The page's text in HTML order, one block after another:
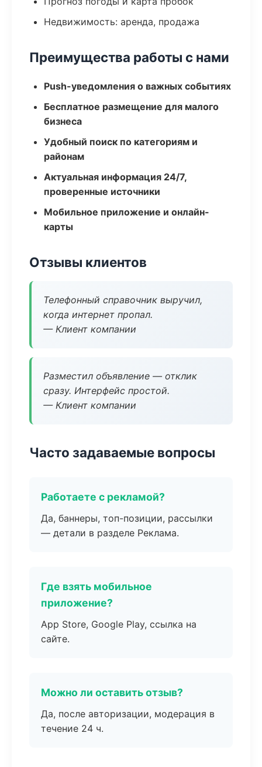
Недвижимость: аренда, продажа
Преимущества работы с нами
Push-уведомления о важных событиях
Бесплатное размещение для малого
бизнеса
Удобный поиск по категориям и
районам
Актуальная информация 24/7,
проверенные источники
Мобильное приложение и онлайн-
карты
Отзывы клиентов
Телефонный справочник выручил,
когда интернет пропал.
— Клиент компании
Разместил объявление — отклик
сразу. Интерфейс простой.
— Клиент компании
Часто задаваемые вопросы
Работаете с рекламой?
Да, баннеры, топ-позиции, рассылки
— детали в разделе Реклама.
Где взять мобильное
приложение?
App Store, Google Play, ссылка на
сайте.
Можно ли оставить отзыв?
Да, после авторизации, модерация в
течение 24 ч.